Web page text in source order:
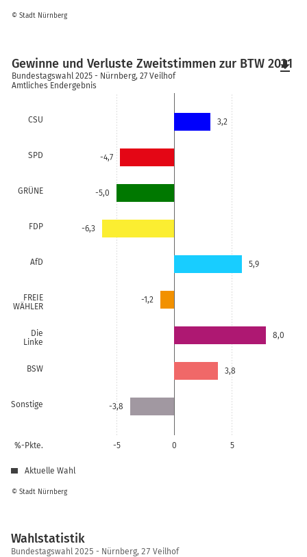
© Stadt Nürnberg
CSU
SPD
GRÜNE
FDP
AfD
FREIE
WÄHLER
Die
Linke
BSW
Sonstige
-5 0 5
%-Pkte.
3,2
-4,7
-5,0
-6,3
5,9
-1,2
8,0
3,8
-3,8
© Stadt Nürnberg
Gewinne und Verluste Zweitstimmen zur BTW 2021
Bundestagswahl 2025 - Nürnberg, 27 Veilhof
Amtliches Endergebnis
Aktuelle Wahl
file_download
Wahlstatistik
Wahlstatistik
Bundestagswahl 2025 - Nürnberg, 27 Veilhof